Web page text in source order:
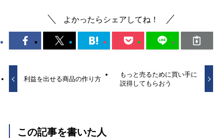
よかったらシェアしてね！
利益を出せる商品の作り方
もっと売るために買い手に
説得してもらおう
この記事を書いた人